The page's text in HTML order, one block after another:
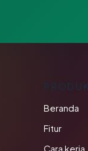
Beranda
Fitur
Cara kerja